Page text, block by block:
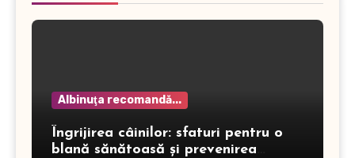
Albinuţa recomandă...
Îngrijirea câinilor: sfaturi pentru o
blană sănătoasă și prevenirea